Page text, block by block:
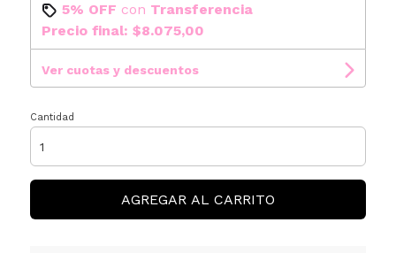
5% OFF con Transferencia
Precio final: $8.075,00
Ver cuotas y descuentos
Cantidad
AGREGAR AL CARRITO